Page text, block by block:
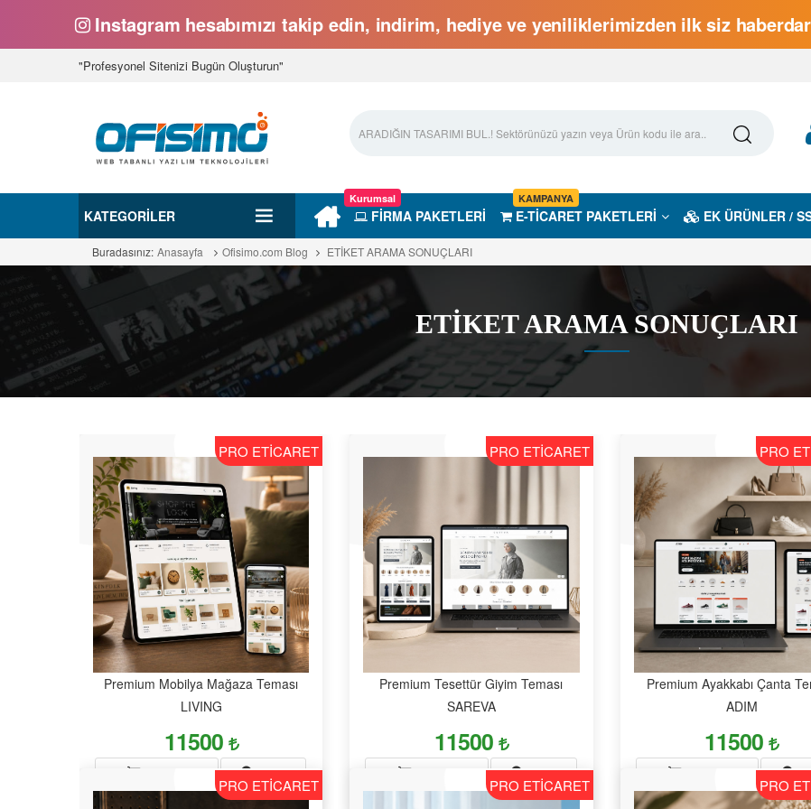
Instagram hesabımızı takip edin, indirim, hediye ve yeniliklerimizden ilk siz
"Profesyonel Sitenizi Bugün Oluşturun"
KATEGORILER FİRMA PAKETLERİ
Kurumsal
E-TİCARET PAKETLERİ
KAMPANYA
EK ÜRÜNLER /
Buradasınız: Anasayfa Ofisimo.com Blog ETİKET ARAMA SONUÇLARI
ETİKET ARAMA SONUÇLARI
PRO ETİCARET
Premium Mobilya Mağaza Teması
LIVING
11500
DEMO
PRO ETİCARET
Premium Tesettür Giyim Teması
SAREVA
11500
DEMO
PRO
Premium Ayakkabı Çanta
ADIM
11500
PRO ETİCARET PRO ETİCARET PRO